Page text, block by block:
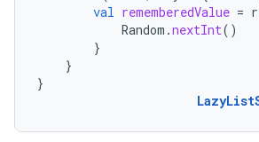
val rememberedValue =
Random .nextInt()
}
}
}